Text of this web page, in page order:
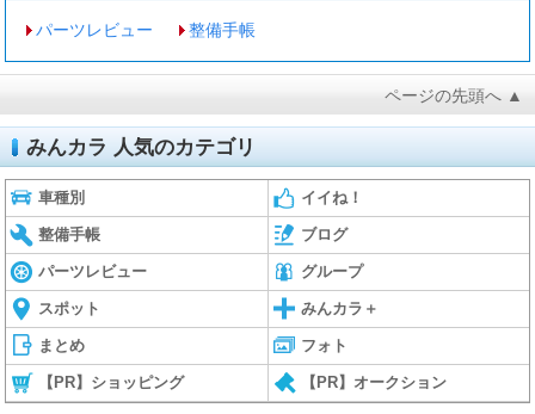
パーツレビュー 整備手帳
ページの先頭へ ▲
みんカラ 人気のカテゴリ
車種別 イイね！
整備手帳 ブログ
パーツレビュー グループ
スポット みんカラ＋
まとめ フォト
【PR】ショッピング 【PR】オークション